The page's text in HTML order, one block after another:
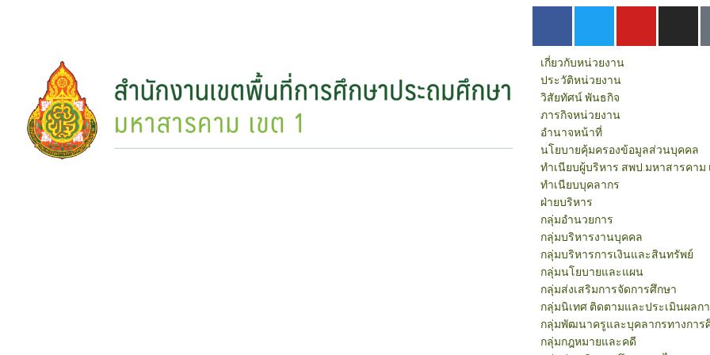
เกี่ยวกับหน่วยงาน
ประวัติหน่วยงาน
วิสัยทัศน์ พันธกิจ
ภารกิจหน่วยงาน
อำนาจหน้าที่
นโยบายคุ้มครองข้อมูลส่วนบุคคล
ทำเนียบผู้บริหาร สพป.มหาสารคาม
ทำเนียบบุคลากร
ฝ่ายบริหาร
กลุ่มอำนวยการ
กลุ่มบริหารงานบุคคล
กลุ่มบริหารการเงินและสินทรัพย์
กลุ่มนโยบายและแผน
กลุ่มส่งเสริมการจัดการศึกษา
กลุ่มนิเทศ ติดตามและประเมินผลก
กลุ่มพัฒนาครูและบุคลากรทางการ
กลุ่มกฎหมายและคดี